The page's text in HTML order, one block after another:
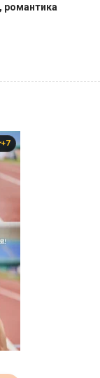
романтика
+7